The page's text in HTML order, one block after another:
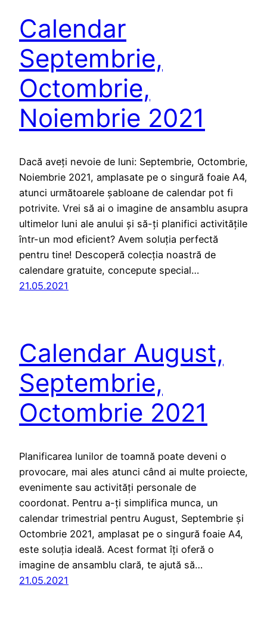
Calendar
Septembrie,
Octombrie,
Noiembrie 2021
Dacă aveți nevoie de luni: Septembrie, Octombrie,
Noiembrie 2021, amplasate pe o singură foaie A4,
atunci următoarele șabloane de calendar pot fi
potrivite. Vrei să ai o imagine de ansamblu asupra
ultimelor luni ale anului și să-ți planifici activitățile
într-un mod eficient? Avem soluția perfectă
pentru tine! Descoperă colecția noastră de
calendare gratuite, concepute special…
21.05.2021
Calendar August,
Septembrie,
Octombrie 2021
Planificarea lunilor de toamnă poate deveni o
provocare, mai ales atunci când ai multe proiecte,
evenimente sau activități personale de
coordonat. Pentru a-ți simplifica munca, un
calendar trimestrial pentru August, Septembrie și
Octombrie 2021, amplasat pe o singură foaie A4,
este soluția ideală. Acest format îți oferă o
imagine de ansamblu clară, te ajută să…
21.05.2021